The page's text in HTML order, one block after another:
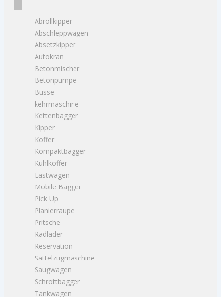
Abrollkipper
Abschleppwagen
Absetzkipper
Autokran
Betonmischer
Betonpumpe
Busse
kehrmaschine
Kettenbagger
Kipper
Koffer
Kompaktbagger
Kuhlkoffer
Lastwagen
Mobile Bagger
Pick Up
Planierraupe
Pritsche
Radlader
Reservation
Sattelzugmaschine
Saugwagen
Schrottbagger
Tankwagen